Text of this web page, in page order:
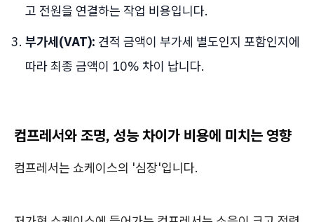
고 전원을 연결하는 작업 비용입니다.
부가세(VAT): 견적 금액이 부가세 별도인지 포함인지에
따라 최종 금액이 10% 차이 납니다.
컴프레서와 조명, 성능 차이가 비용에 미치는 영향
컴프레서는 쇼케이스의 '심장'입니다.